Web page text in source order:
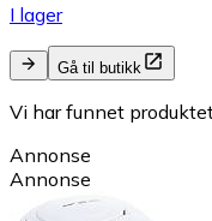
I lager
Gå til butikk
Vi har funnet
Annonse
Annonse